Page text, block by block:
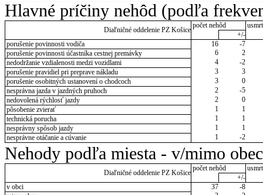
Hlavné príčiny nehôd (podľa
Diaľničné oddelenie PZ Košice
počet nehôd
+/-
porušenie povinnosti vodiča
16
-7
porušenie povinnosti účastníka cestnej premávky
6
2
nedodržanie vzdialenosti medzi vozidlami
4
-2
porušenie pravidiel pri preprave nákladu
3
3
porušenie osobitných ustanovení o chodcoch
3
0
nesprávna jazda v jazdných pruhoch
2
-5
nedovolená rýchlosť jazdy
2
0
pôsobenie zvierať
1
1
technická porucha
1
1
nesprávny spôsob jazdy
1
1
nesprávne otáčanie a cúvanie
1 -2
Nehody podľa miesta - v/mimo obec
Diaľničné oddelenie PZ Košice
počet nehôd
+/-
v obci
37
-8